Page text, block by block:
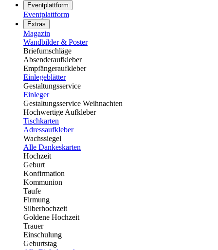
Eventplattform
Eventplattform
Extras
Magazin
Wandbilder & Poster
Briefumschläge
Absenderaufkleber
Empfängeraufkleber
Einlegeblätter
Gestaltungsservice
Einleger
Gestaltungsservice Weihnachten
Hochwertige Aufkleber
Tischkarten
Adressaufkleber
Wachssiegel
Alle Dankeskarten
Hochzeit
Geburt
Konfirmation
Kommunion
Taufe
Firmung
Silberhochzeit
Goldene Hochzeit
Trauer
Einschulung
Geburtstag